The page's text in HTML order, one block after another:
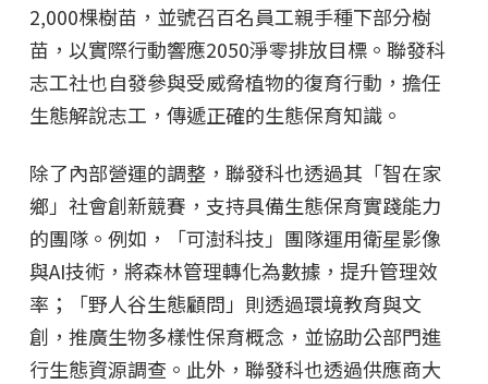
2,000棵樹苗，並號召百名員工親手種下部分樹
苗，以實際行動響應2050淨零排放目標。聯發科
志工社也自發參與受威脅植物的復育行動，擔任
生態解說志工，傳遞正確的生態保育知識。
除了內部營運的調整，聯發科也透過其「智在家
鄉」社會創新競賽，支持具備生態保育實踐能力
的團隊。例如，「可澍科技」團隊運用衛星影像
與AI技術，將森林管理轉化為數據，提升管理效
率；「野人谷生態顧問」則透過環境教育與文
創，推廣生物多樣性保育概念，並協助公部門進
行生態資源調查。此外，聯發科也透過供應商大